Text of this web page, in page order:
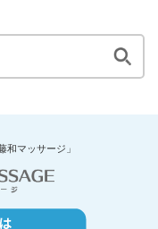
マッサージ」